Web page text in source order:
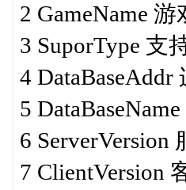
2 GameName
3 SuporType 支
4 DataBaseAddr
5
6 ServerVersion
7 ClientVersion